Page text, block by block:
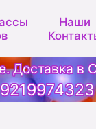
Наши
в